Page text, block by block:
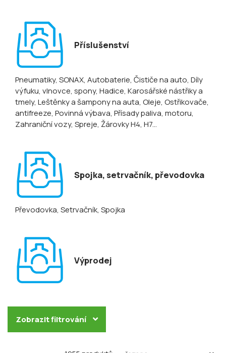
Příslušenství
Pneumatiky, SONAX, Autobaterie, Čističe na auto, Díly
výfuku, vlnovce, spony, Hadice, Karosářské nástřiky a
tmely, Leštěnky a šampony na auta, Oleje, Ostřikovače,
antifreeze, Povinná výbava, Přísady paliva, motoru,
Zahraniční vozy, Spreje, Žárovky H4, H7...
Spojka, setrvačník, převodovka
Převodovka, Setrvačník, Spojka
Výprodej
Zobrazit filtrování